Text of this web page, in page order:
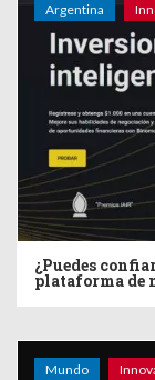
Argentina
¿Puedes
plataforma de
Mundo